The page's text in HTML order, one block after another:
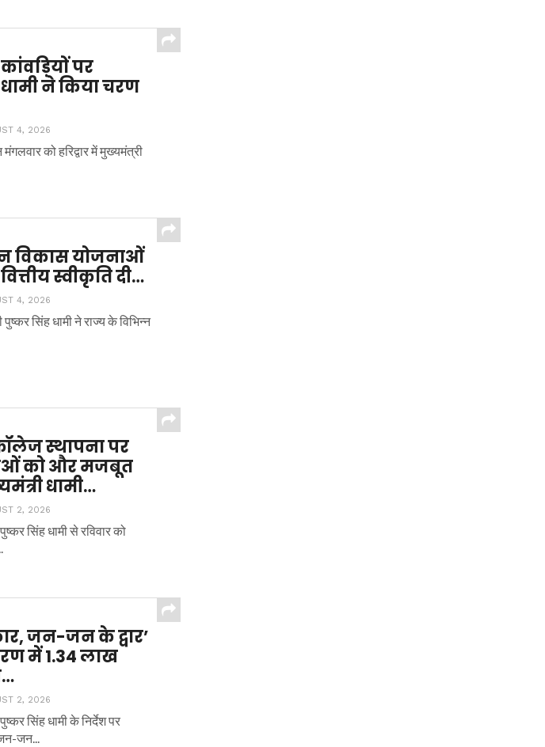
पर
धामी ने किया चरण
4, 2026
मंगलवार को हरिद्वार में मुख्यमंत्री
विकास योजनाओं
स्वीकृति दी…
4, 2026
सिंह धामी ने राज्य के विभिन्न
स्थापना पर
को और मजबूत
धामी…
2, 2026
सिंह धामी से रविवार को
जन-जन के द्वार’
में 1.34 लाख
2, 2026
सिंह धामी के निर्देश पर
जन...